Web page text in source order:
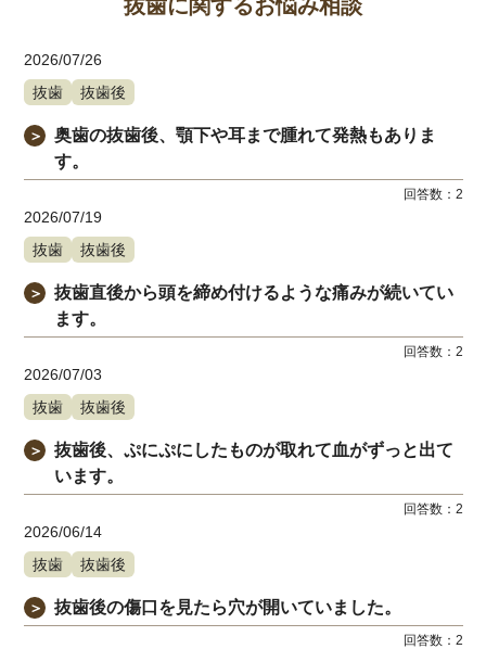
抜歯に関するお悩み相談
2026/07/26
抜歯
抜歯後
＞
奥歯の抜歯後、顎下や耳まで腫れて発熱もありま
す。
回答数： 2
2026/07/19
抜歯
抜歯後
＞
抜歯直後から頭を締め付けるような痛みが続いてい
ます。
回答数： 2
2026/07/03
抜歯
抜歯後
＞
抜歯後、ぷにぷにしたものが取れて血がずっと出て
います。
回答数： 2
2026/06/14
抜歯
抜歯後
＞ 抜歯後の傷口を見たら穴が開いていました。
回答数： 2